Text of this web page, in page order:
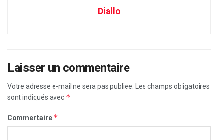
Diallo
Laisser un commentaire
Votre adresse e-mail ne sera pas publiée.
Les champs obligatoires
sont indiqués avec *
Commentaire *